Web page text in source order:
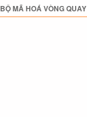
BỘ MÃ HOÁ VÒNG QUAY